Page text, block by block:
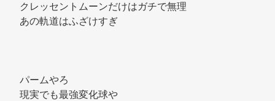
クレッセントムーンだけはガチで無理
あの軌道はふざけすぎ
パームやろ
現実でも最強変化球や